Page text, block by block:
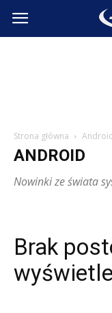
SpeedTest.pl
Strona główna
ANDROID
Nowinki ze świata
Brak